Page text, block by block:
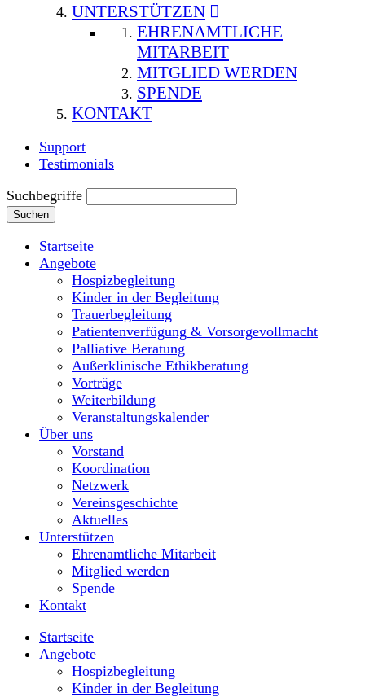
UNTERSTÜTZEN
EHRENAMTLICHE
MITARBEIT
MITGLIED WERDEN
SPENDE
KONTAKT
Support
Testimonials
Suchbegriffe
Suchen
Startseite
Angebote
Hospizbegleitung
Kinder in der Begleitung
Trauerbegleitung
Patientenverfügung & Vorsorgevollmacht
Palliative Beratung
Außerklinische Ethikberatung
Vorträge
Weiterbildung
Veranstaltungskalender
Über uns
Vorstand
Koordination
Netzwerk
Vereinsgeschichte
Aktuelles
Unterstützen
Ehrenamtliche Mitarbeit
Mitglied werden
Spende
Kontakt
Startseite
Angebote
Hospizbegleitung
Kinder in der Begleitung